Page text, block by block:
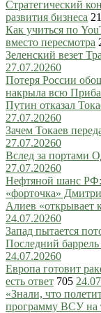
Стратегический
развития бизнеса
Как учиться по
вместо пересмотра
Зеленский везет
27.07.20260
Потеря России
накрыла всю
Путин отказал
27.07.20260
Зачем Токаев
27.07.20260
Вслед за портами
27.07.20260
Нефтяной шанс
«форточка»
Алиев «открывает
24.07.20260
Запад пытается
Последний
24.07.20260
Европа готовит
есть ответ 705
«Знали, что
программу ВСУ на